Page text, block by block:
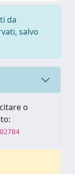
da
salvo
o